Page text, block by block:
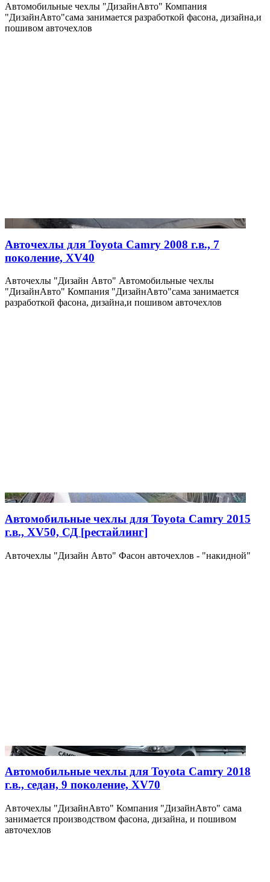
Автомобильные чехлы "ДизайнАвто" Компания
"ДизайнАвто"сама занимается разработкой фасона, дизайна,и
пошивом авточехлов
Авточехлы для Toyota Camry 2008 г.в., 7
поколение, XV40
Авточехлы "Дизайн Авто" Автомобильные чехлы
"ДизайнАвто" Компания "ДизайнАвто"сама занимается
разработкой фасона, дизайна,и пошивом авточехлов
Автомобильные чехлы для Toyota Camry 2015
г.в., XV50, СД [рестайлинг]
Авточехлы "Дизайн Авто" Фасон авточехлов - "накидной"
Автомобильные чехлы для Toyota Camry 2018
г.в., седан, 9 поколение, XV70
Авточехлы "ДизайнАвто" Компания "ДизайнАвто" сама
занимается производством фасона, дизайна, и пошивом
авточехлов